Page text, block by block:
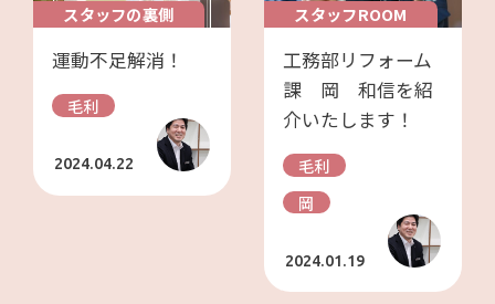
スタッフの裏側
運動不足解消！
毛利
2024.04.22
スタッフROOM
工務部リフォーム
課 岡 和信を紹
介いたします！
毛利
岡
2024.01.19